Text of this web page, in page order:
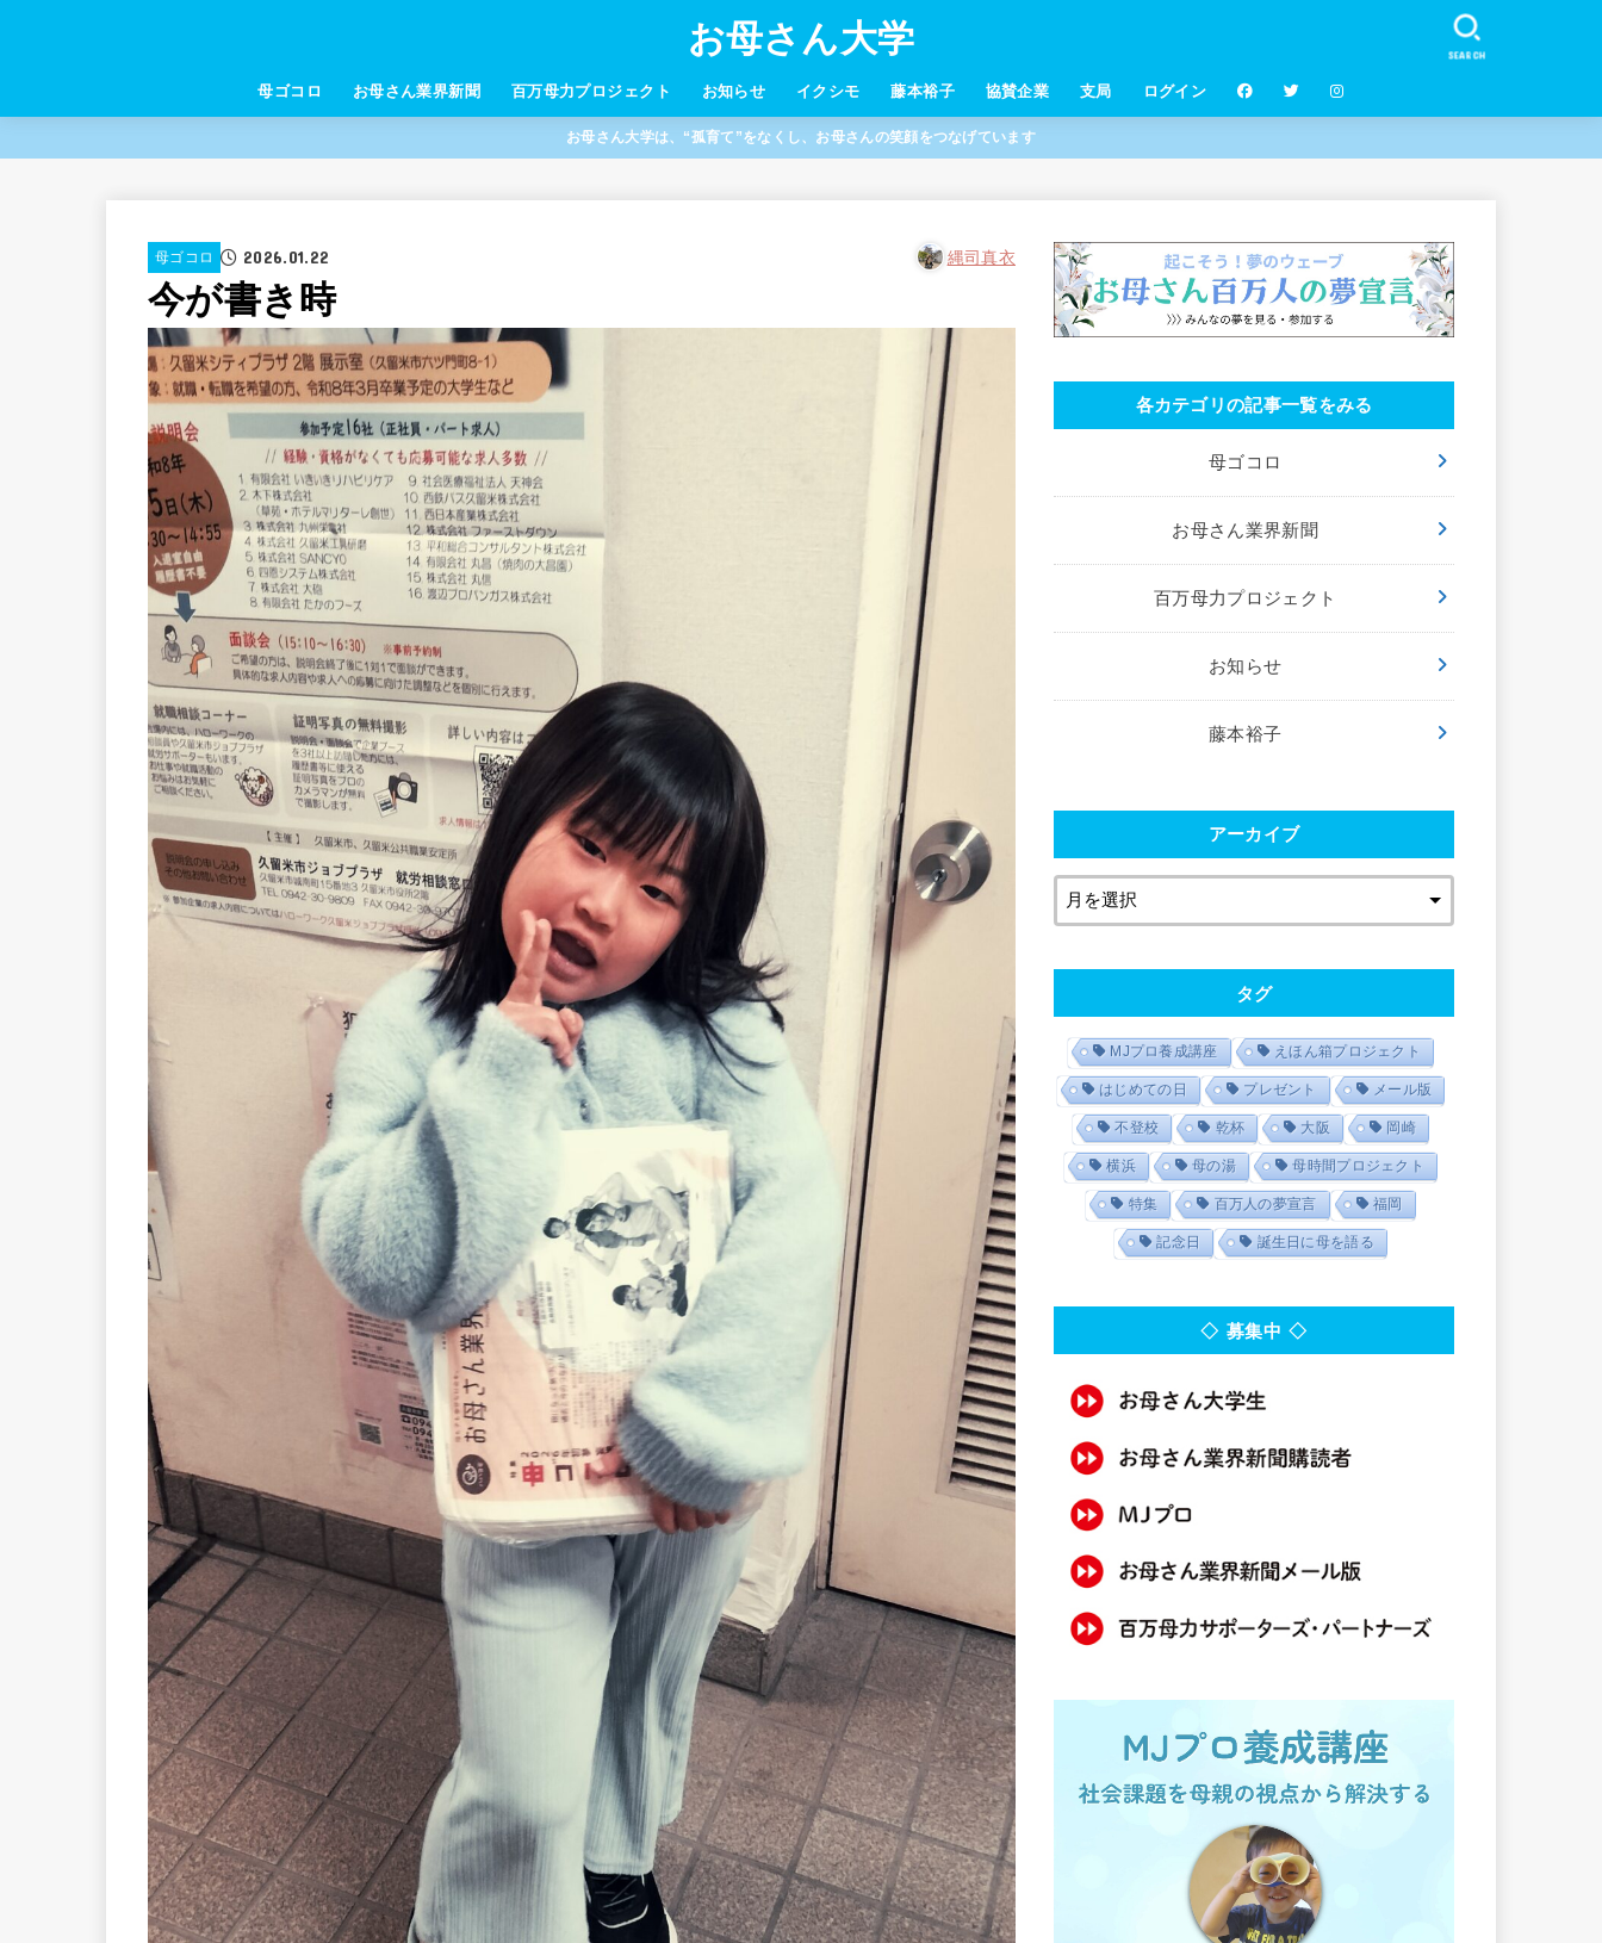
お母さん大学
母ゴコロ お母さん業界新聞 百万母力プロジェクト お知らせ イクシモ 藤本裕子 協賛企業 支局 ログイン
SEARCH
お母さん大学は、“孤育て”をなくし、お母さんの笑顔をつなげています
母ゴコロ 2026.01.22 縄司真衣
今が書き時
各カテゴリの記事一覧をみる
母ゴコロ
お母さん業界新聞
百万母力プロジェクト
お知らせ
藤本裕子
アーカイブ
タグ
MJプロ養成講座 えほん箱プロジェクト
はじめての日 プレゼント メール版
不登校 乾杯 大阪 岡崎
横浜 母の湯 母時間プロジェクト
特集 百万人の夢宣言 福岡
記念日 誕生日に母を語る
◇ 募集中 ◇